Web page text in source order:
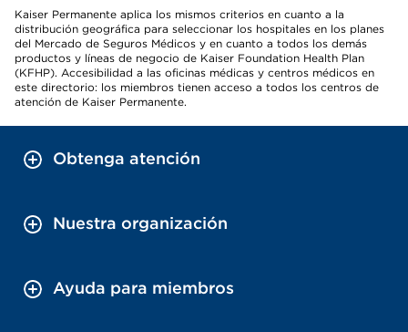
Kaiser Permanente aplica los mismos criterios en cuanto a la
distribución geográfica para seleccionar los hospitales en los planes
del Mercado de Seguros Médicos y en cuanto a todos los demás
productos y líneas de negocio de Kaiser Foundation Health Plan
(KFHP). Accesibilidad a las oficinas médicas y centros médicos en
este directorio: los miembros tienen acceso a todos los centros de
atención de Kaiser Permanente.
Obtenga atención
Nuestra organización
Ayuda para miembros